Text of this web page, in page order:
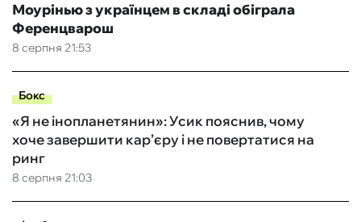
8 серпня 21:53
Моурінью з українцем в складі обіграла
Ференцварош
Бокс
8 серпня 21:03
«Я не інопланетянин»: Усик пояснив, чому
хоче завершити кар’єру і не повертатися на
ринг